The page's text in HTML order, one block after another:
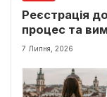
Реєстрація
процес та
7 Липня, 2026